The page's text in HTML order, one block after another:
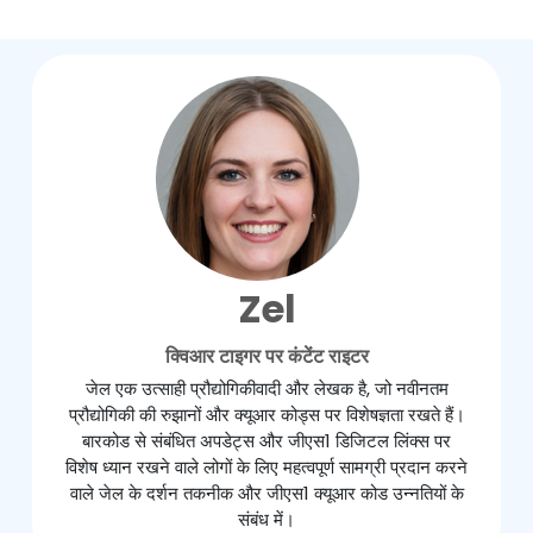
Zel
क्विआर टाइगर पर कंटेंट राइटर
जेल एक उत्साही प्रौद्योगिकीवादी और लेखक है, जो नवीनतम
प्रौद्योगिकी की रुझानों और क्यूआर कोड्स पर विशेषज्ञता रखते हैं।
बारकोड से संबंधित अपडेट्स और जीएस1 डिजिटल लिंक्स पर
विशेष ध्यान रखने वाले लोगों के लिए महत्वपूर्ण सामग्री प्रदान करने
वाले जेल के दर्शन तकनीक और जीएस1 क्यूआर कोड उन्नतियों के
संबंध में।